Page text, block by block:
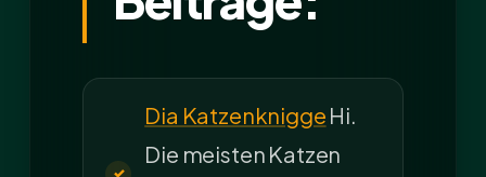
Dia Katzenknigge Hi.
Die meisten Katzen